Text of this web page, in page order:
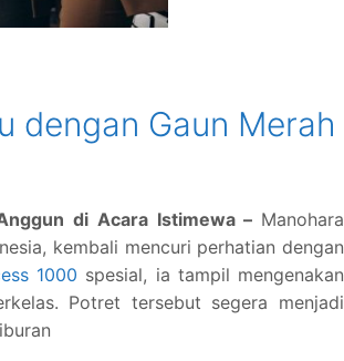
dengan Gaun Merah
di Acara Istimewa – Manohara
kembali mencuri perhatian dengan
1000 spesial, ia tampil mengenakan
Potret tersebut segera menjadi